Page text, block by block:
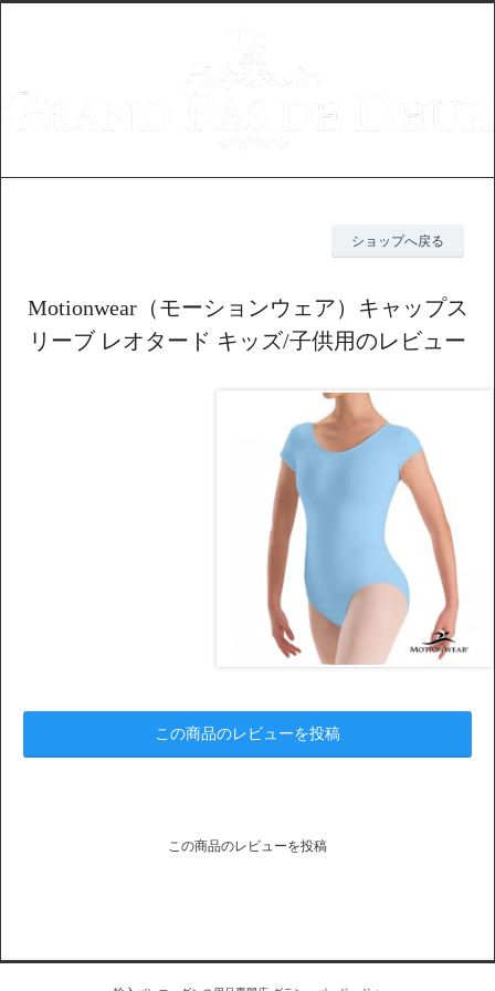
ショップへ戻る
Motionwear（モーションウェア）キャップス
リーブ レオタード キッズ/子供用のレビュー
この商品のレビューを投稿
この商品のレビューを投稿